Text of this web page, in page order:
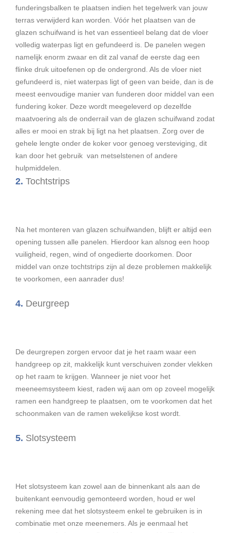
funderingsbalken te plaatsen indien het tegelwerk van jouw
terras verwijderd kan worden. Vóór het plaatsen van de
glazen schuifwand is het van essentieel belang dat de vloer
volledig waterpas ligt en gefundeerd is. De panelen wegen
namelijk enorm zwaar en dit zal vanaf de eerste dag een
flinke druk uitoefenen op de ondergrond. Als de vloer niet
gefundeerd is, niet waterpas ligt of geen van beide, dan is de
meest eenvoudige manier van funderen door middel van een
fundering koker. Deze wordt meegeleverd op dezelfde
maatvoering als de onderrail van de glazen schuifwand zodat
alles er mooi en strak bij ligt na het plaatsen. Zorg over de
gehele lengte onder de koker voor genoeg versteviging, dit
kan door het gebruik van metselstenen of andere
hulpmiddelen.
2. Tochtstrips
Na het monteren van glazen schuifwanden, blijft er altijd een
opening tussen alle panelen. Hierdoor kan alsnog een hoop
vuiligheid, regen, wind of ongedierte doorkomen. Door
middel van onze tochtstrips zijn al deze problemen makkelijk
te voorkomen, een aanrader dus!
4. Deurgreep
De deurgrepen zorgen ervoor dat je het raam waar een
handgreep op zit, makkelijk kunt verschuiven zonder vlekken
op het raam te krijgen. Wanneer je niet voor het
meeneemsysteem kiest, raden wij aan om op zoveel mogelijk
ramen een handgreep te plaatsen, om te voorkomen dat het
schoonmaken van de ramen wekelijkse kost wordt.
5. Slotsysteem
Het slotsysteem kan zowel aan de binnenkant als aan de
buitenkant eenvoudig gemonteerd worden, houd er wel
rekening mee dat het slotsysteem enkel te gebruiken is in
combinatie met onze meenemers. Als je eenmaal het